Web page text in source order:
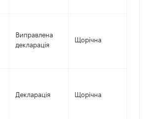
Виправлена
декларація
Щорічна
Декларація Щорічна